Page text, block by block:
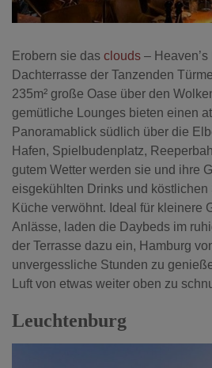
Erobern sie das clouds –
Dachterrasse der Tanzenden
235m² große Oase über den
gemütliche Lounges bieten einen
Panoramablick südlich über die
Hafen, Spielbudenplatz,
gutem Wetter werden sie und ihre
eisgekühlten Drinks und
Küche verwöhnt. Ideal für kleinere
Anlässe, laden die Daybeds im
der Terrasse dazu ein, Hamburg
unvergessliche Stunden zu
Luft von etwas weiter oben zu
Leuchtenburg